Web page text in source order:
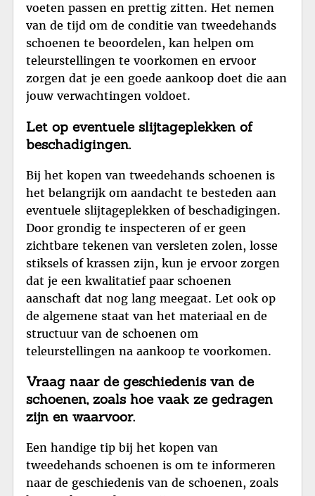
voeten passen en prettig zitten. Het nemen
van de tijd om de conditie van tweedehands
schoenen te beoordelen, kan helpen om
teleurstellingen te voorkomen en ervoor
zorgen dat je een goede aankoop doet die aan
jouw verwachtingen voldoet.
Let op eventuele slijtageplekken of
beschadigingen.
Bij het kopen van tweedehands schoenen is
het belangrijk om aandacht te besteden aan
eventuele slijtageplekken of beschadigingen.
Door grondig te inspecteren of er geen
zichtbare tekenen van versleten zolen, losse
stiksels of krassen zijn, kun je ervoor zorgen
dat je een kwalitatief paar schoenen
aanschaft dat nog lang meegaat. Let ook op
de algemene staat van het materiaal en de
structuur van de schoenen om
teleurstellingen na aankoop te voorkomen.
Vraag naar de geschiedenis van de
schoenen, zoals hoe vaak ze gedragen
zijn en waarvoor.
Een handige tip bij het kopen van
tweedehands schoenen is om te informeren
naar de geschiedenis van de schoenen, zoals